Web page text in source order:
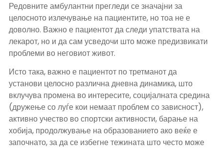
Редовните амбулантни прегледи се значајни за
целосното излечување на пациентите, но тоа не е
доволно. Важно е пациентот да следи упатствата на
лекарот, но и да сам усведочи што може предизвикати
проблеми во неговиот живот.
Исто така, важно е пациентот по третманот да
установи целосно различна дневна динамика, што
вклучува промена во интересите, социјалната средина
(дружење со луѓе кои немаат проблем со зависност),
активно учество во спортски активности, барање на
хобија, продолжување на образованието ако веќе е
започнато, за да се избегне тежината што често може